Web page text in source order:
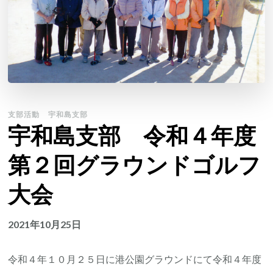
支部活動 宇和島支部
宇和島支部 令和４年度
第２回グラウンドゴルフ
大会
2021年10月25日
令和４年１０月２５日に港公園グラウンドにて令和４年度